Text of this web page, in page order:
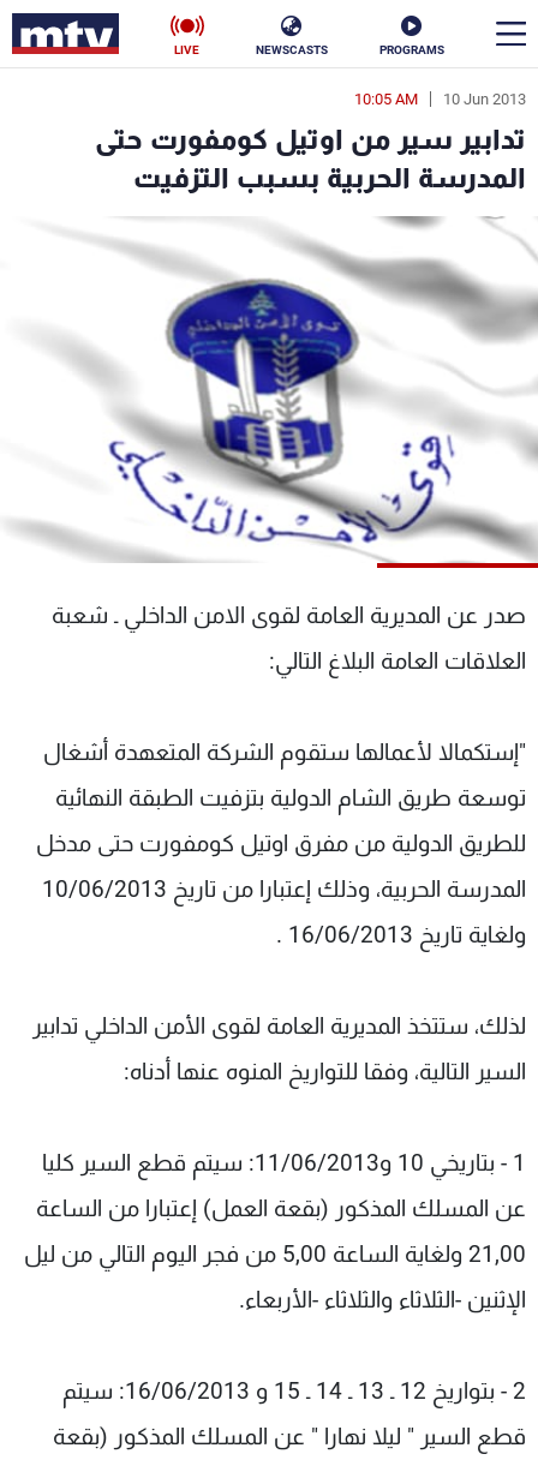
PROGRAMS
NEWSCASTS
LIVE
10 Jun 2013
10:05 AM
تدابير سير من اوتيل كومفورت حتى
المدرسة الحربية بسبب التزفيت
صدر عن المديرية العامة لقوى الامن الداخلي ـ شعبة
العلاقات العامة البلاغ التالي:
"إستكمالا لأعمالها ستقوم الشركة المتعهدة أشغال
توسعة طريق الشام الدولية بتزفيت الطبقة النهائية
للطريق الدولية من مفرق اوتيل كومفورت حتى مدخل
المدرسة الحربية، وذلك إعتبارا من تاريخ 10/06/2013
ولغاية تاريخ 16/06/2013 .
لذلك، ستتخذ المديرية العامة لقوى الأمن الداخلي تدابير
السير التالية، وفقا للتواريخ المنوه عنها أدناه:
1 - بتاريخي 10 و11/06/2013: سيتم قطع السير كليا
عن المسلك المذكور (بقعة العمل) إعتبارا من الساعة
21,00 ولغاية الساعة 5,00 من فجر اليوم التالي من ليل
الإثنين -الثلاثاء والثلاثاء -الأربعاء.
2 - بتواريخ 12 ـ 13 ـ 14 ـ 15 و 16/06/2013: سيتم
قطع السير " ليلا نهارا " عن المسلك المذكور (بقعة
en
الأخبار
سياسة
إقتصاد فن
منوعات رياضة
كأس العالم
جدول البرامج
شاهد البرامج
عن MTV
وظائف
سياسة الخصوصية